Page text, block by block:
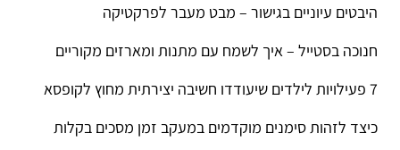
היבטים עיוניים בגישור – מבט מעבר לפרקטיקה
חנוכה בסטייל – איך לשמח עם מתנות ומארזים מקוריים
7 פעילויות לילדים שיעודדו חשיבה יצירתית מחוץ לקופסא
כיצד לזהות סימנים מוקדמים במעקב זמן מסכים בקלות